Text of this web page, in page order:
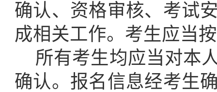
确认、资格审核、考试
成相关工作。考生应当
所有考生均应当对本
确认。报名信息经考生